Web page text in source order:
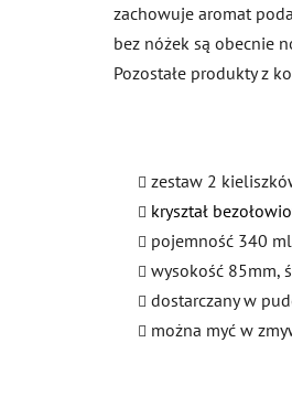
zachowuje aromat
bez nóżek są obecnie
Pozostałe produkty z
zestaw 2
kryształ
pojemność 340 ml
wysokość 85mm,
dostarczany w
można myć w